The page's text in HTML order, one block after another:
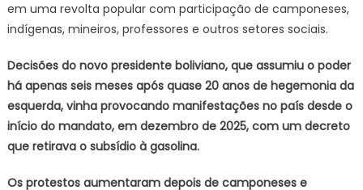
em uma revolta popular com participação de camponeses,
indígenas, mineiros, professores e outros setores sociais.
Decisões do novo presidente boliviano, que assumiu o poder
há apenas seis meses após quase 20 anos de hegemonia da
esquerda, vinha provocando manifestações no país desde o
início do mandato, em dezembro de 2025, com um decreto
que retirava o subsídio à gasolina.
Os protestos aumentaram depois de camponeses e